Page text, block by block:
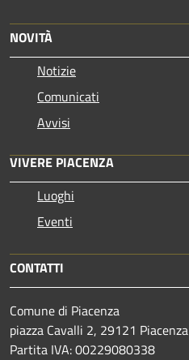
NOVITÀ
Notizie
Comunicati
Avvisi
VIVERE PIACENZA
Luoghi
Eventi
CONTATTI
Comune di Piacenza
piazza Cavalli 2, 29121 Piacenza
Partita IVA: 00229080338